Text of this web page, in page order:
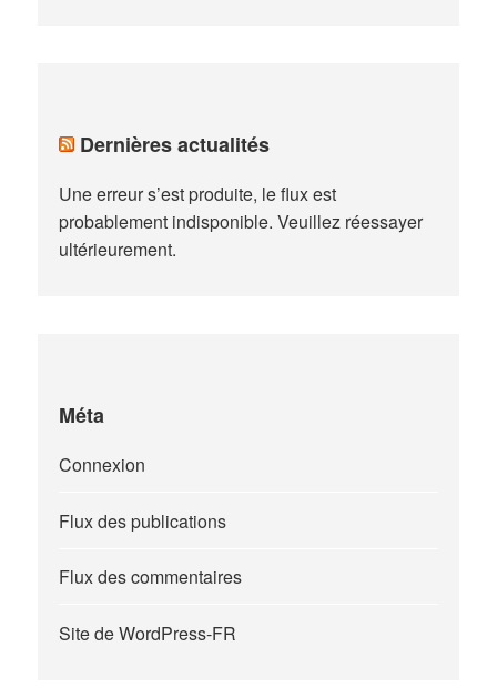
Dernières actualités
Une erreur s’est produite, le flux est
probablement indisponible. Veuillez réessayer
ultérieurement.
Méta
Connexion
Flux des publications
Flux des commentaires
Site de WordPress-FR